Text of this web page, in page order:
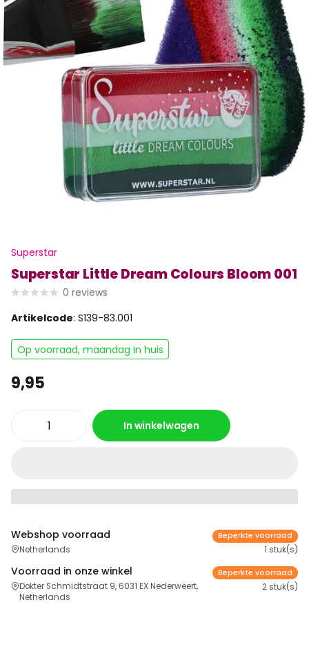
Superstar
Superstar Little Dream Colours Bloom 001
0 reviews
Artikelcode: S139-83.001
Op voorraad, maandag in huis
9,95
In winkelwagen
Webshop voorraad
Netherlands
Beperkte voorraad
1 stuk(s)
Voorraad in onze winkel
Dokter Schmidtstraat 9, 6031 EX Nederweert,
Netherlands
Beperkte voorraad
2 stuk(s)